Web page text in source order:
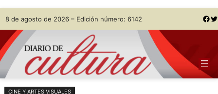
Saltar
al
contenido
Skip
to
content
8 de agosto de 2026 – Edición número: 6142 Facebook Twitter
CINE Y ARTES VISUALES